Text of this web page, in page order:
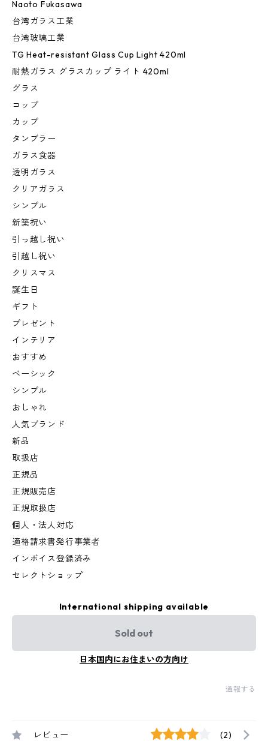
Naoto Fukasawa
台湾ガラス工業
台湾玻璃工業
TG Heat-resistant Glass Cup Light 420ml
耐熱ガラス グラスカップ ライト 420ml
グラス
コップ
カップ
タンブラー
ガラス食器
透明ガラス
クリアガラス
シンプル
新築祝い
引っ越し祝い
引越し祝い
クリスマス
誕生日
ギフト
プレゼント
インテリア
おすすめ
ベーシック
シンプル
おしゃれ
人気ブランド
新品
取扱店
正規品
正規販売店
正規取扱店
個人・法人対応
適格請求書発行事業者
インボイス登録済み
セレクトショップ
International shipping available
Sold out
日本国内にお住まいの方向け
通報する
レビュー (2)